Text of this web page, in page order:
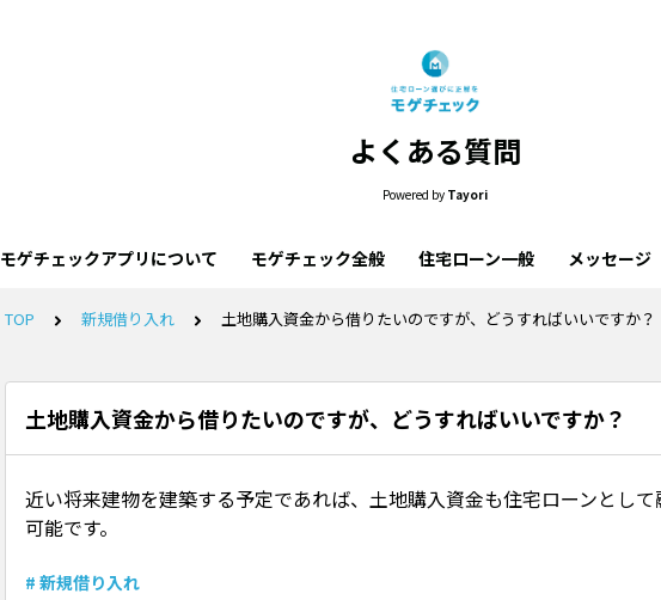
よくある質問
Powered by Tayori
モゲチェックアプリについて モゲチェック全般 住宅ローン一般 メッセージ
TOP 新規借り入れ 土地購入資金から借りたいのですが、どうすればいいですか？
土地購入資金から借りたいのですが、どうすればいいですか？
近い将来建物を建築する予定であれば、土地購入資金も住宅ローンとし
可能です。
# 新規借り入れ